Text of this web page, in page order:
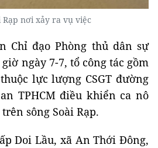
Rạp nơi xảy ra vụ việc
Chỉ đạo Phòng thủ dân sự
ngày 7-7, tổ công tác gồm
lực lượng CSGT đường
TPHCM điều khiển ca nô
sông Soài Rạp.
Doi Lầu, xã An Thới Đông,